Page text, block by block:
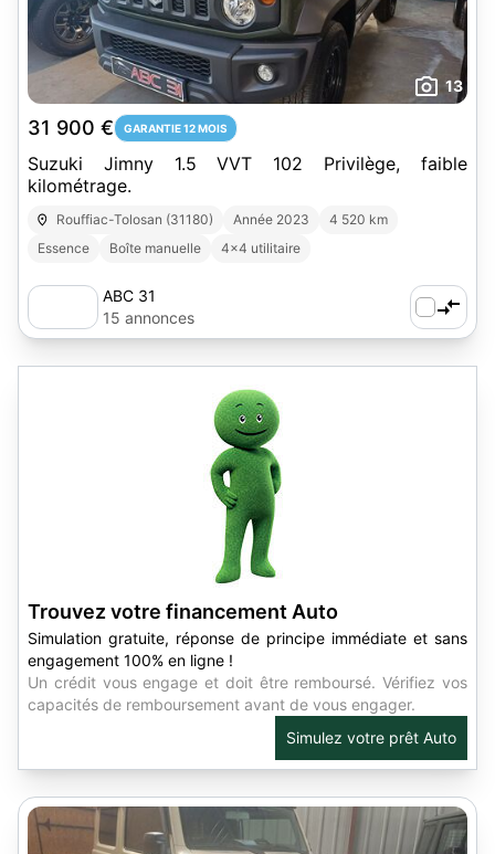
13
31 900 € GARANTIE 12 MOIS
Suzuki Jimny 1.5 VVT 102 Privilège, faible
kilométrage.
Rouffiac-Tolosan (31180) Année 2023
4 520 km
Essence
Boîte manuelle 4x4 utilitaire
ABC 31
15 annonces
Trouvez votre financement Auto
Simulation gratuite, réponse de principe immédiate et sans
engagement 100% en ligne !
Un crédit vous engage et doit être remboursé. Vérifiez vos
capacités de remboursement avant de vous engager.
Simulez votre prêt Auto